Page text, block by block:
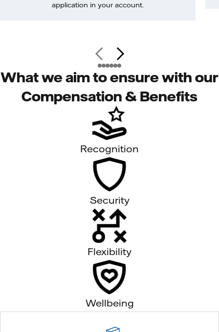
application in your account.
What we aim to ensure with our
Compensation & Benefits
Recognition
Security
Flexibility
Wellbeing